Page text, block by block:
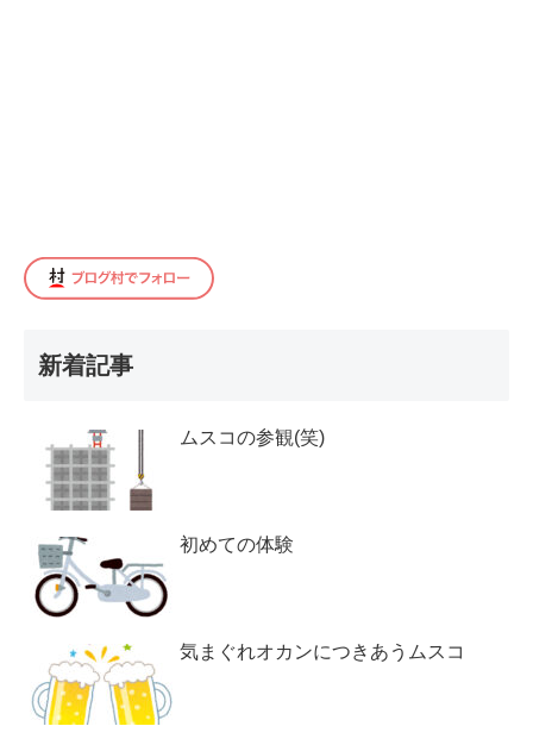
新着記事
ムスコの参観(笑)
初めての体験
気まぐれオカンにつきあうムスコ